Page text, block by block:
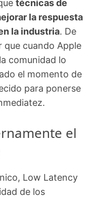
técnicas de
la respuesta
la industria. De
que cuando Apple
comunidad lo
el momento de
para ponerse
el
Low Latency
de los